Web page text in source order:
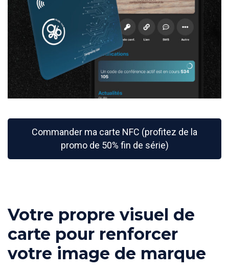
Commander ma carte NFC (profitez de la
promo de 50% fin de série)
Votre propre visuel de
carte pour renforcer
votre image de marque